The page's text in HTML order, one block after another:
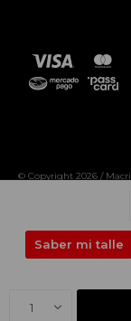
Saber mi talle
1
© Copyright 2026 / Macri